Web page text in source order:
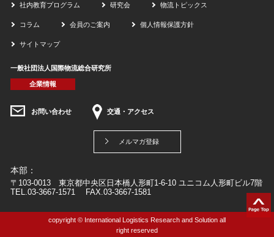
社内教育プログラム 研究会 物流トピックス
コラム 会員のご案内 個人情報保護方針
サイトマップ
一般社団法人国際物流総合研究所
企業情報
お問い合わせ 交通・アクセス
メルマガ登録
本部：
〒103-0013 東京都中央区日本橋人形町1-6-10 ユニコム人形町ビル7階
TEL.03-3667-1571 FAX.03-3667-1581
copyright © International Logistics Research and Solution all
right reserved